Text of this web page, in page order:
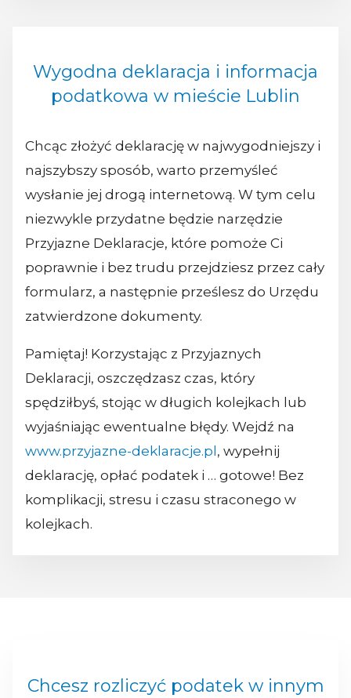
Wygodna deklaracja i informacja
podatkowa w mieście Lublin
Chcąc złożyć deklarację w najwygodniejszy i
najszybszy sposób, warto przemyśleć
wysłanie jej drogą internetową. W tym celu
niezwykle przydatne będzie narzędzie
Przyjazne Deklaracje, które pomoże Ci
poprawnie i bez trudu przejdziesz przez cały
formularz, a następnie prześlesz do Urzędu
zatwierdzone dokumenty.
Pamiętaj! Korzystając z Przyjaznych
Deklaracji, oszczędzasz czas, który
spędziłbyś, stojąc w długich kolejkach lub
wyjaśniając ewentualne błędy. Wejdź na
www.przyjazne-deklaracje.pl , wypełnij
deklarację, opłać podatek i … gotowe! Bez
komplikacji, stresu i czasu straconego w
kolejkach.
Chcesz rozliczyć podatek w innym